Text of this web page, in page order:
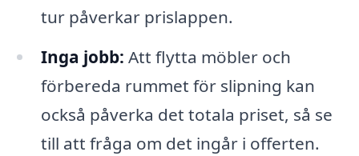
tur påverkar prislappen.
Inga jobb: Att flytta möbler och
förbereda rummet för slipning kan
också påverka det totala priset, så se
till att fråga om det ingår i offerten.